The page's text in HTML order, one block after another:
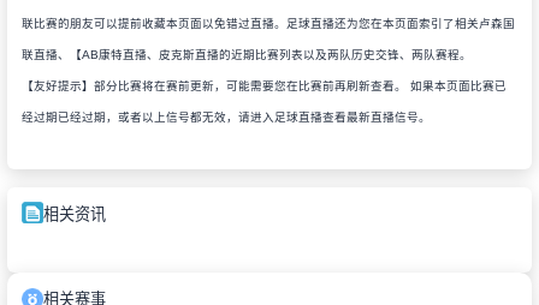
联比赛的朋友可以提前收藏本页面以免错过直播。足球直播还为您在本页面索引了相关卢森国
联直播、【AB康特直播、皮克斯直播的近期比赛列表以及两队历史交锋、两队赛程。
【友好提示】部分比赛将在赛前更新，可能需要您在比赛前再刷新查看。 如果本页面比赛已
经过期已经过期，或者以上信号都无效，请进入足球直播查看最新直播信号。
相关资讯
相关赛事